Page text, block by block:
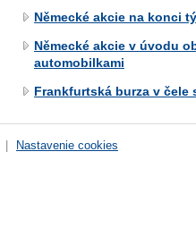
Německé akcie na konci
Německé akcie v úvodu
automobilkami
Frankfurtská burza v
| Nastavenie cookies